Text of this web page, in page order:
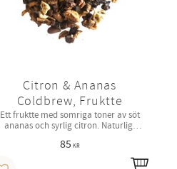
Citron & Ananas
Coldbrew, Fruktte
Ett fruktte med somriga toner av söt
ananas och syrlig citron. Naturligt
85 KR